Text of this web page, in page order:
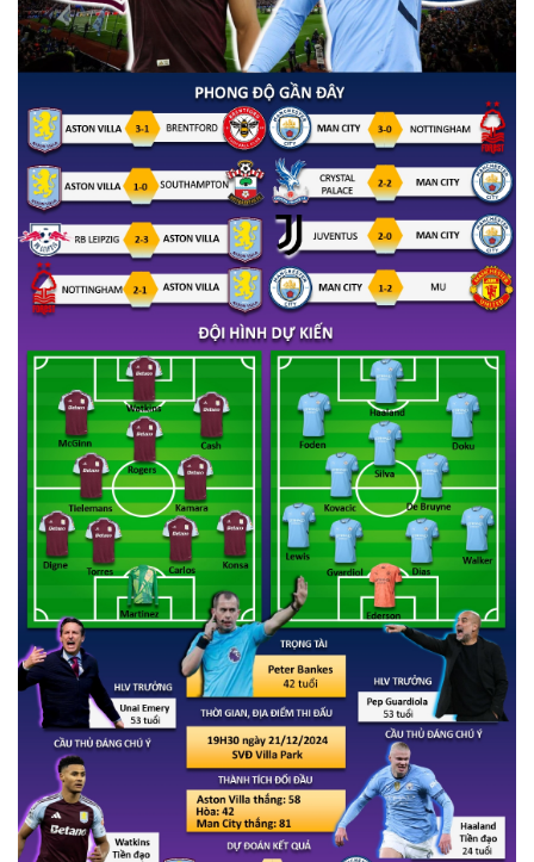
Kinh tế
Bất động sản
Khởi nghiệp
Thị trường
Giá vàng
Tiêu dùng
Tỷ giá
Chứng khoán
Giá cà phê